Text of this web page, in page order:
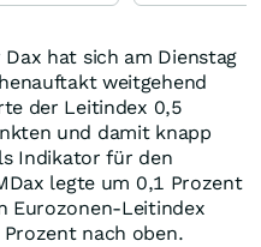
Dax hat sich am Dienstag
weitgehend
der Leitindex 0,5
und damit knapp
Indikator für den
legte um 0,1 Prozent
Eurozonen-Leitindex
nach oben.